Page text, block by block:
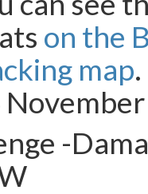
on the
map
-